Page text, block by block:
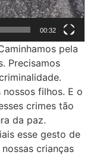
00:32
pela
Precisamos
filhos. E o
crimes tão
da paz.
esse gesto de
crianças